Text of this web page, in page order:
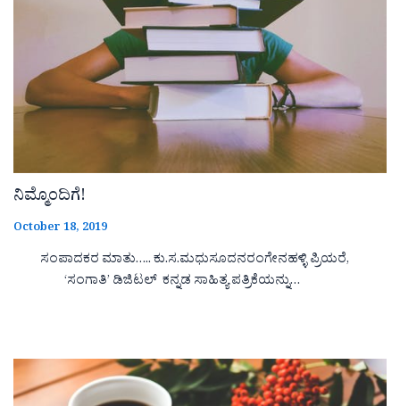
ನಿಮ್ಮೊಂದಿಗೆ!
October 18, 2019
ಸಂಪಾದಕರ ಮಾತು….. ಕು.ಸ.ಮಧುಸೂದನರಂಗೇನಹಳ್ಳಿ ಪ್ರಿಯರೆ,
‘ಸಂಗಾತಿ’ ಡಿಜಿಟಲ್ ಕನ್ನಡ ಸಾಹಿತ್ಯ ಪತ್ರಿಕೆಯನ್ನು…